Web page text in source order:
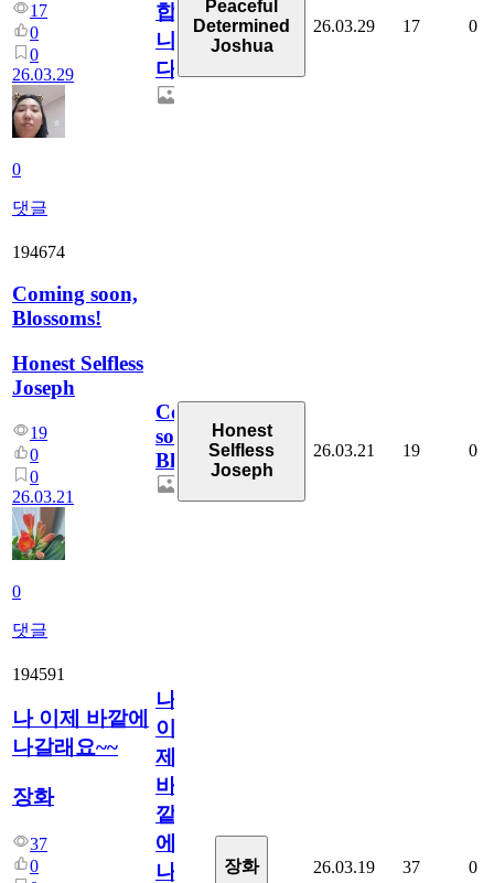
17
0
0
26.03.29
0
댓글
합
니
다
Peaceful
Determined
Joshua
26.03.29 17 0
194674
Coming soon,
Blossoms!
Honest Selfless
Joseph
19
0
0
26.03.21
0
댓글
Coming
soon,
Blossoms!
Honest
Selfless
Joseph
26.03.21 19 0
194591
나 이제 바깥에
나갈래요~~
장화
37
0
나
이
제
바
깥
에
나
장화 26.03.19 37 0